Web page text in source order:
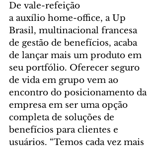
De vale-refeição
a auxílio home-office, a Up
Brasil, multinacional francesa
de gestão de benefícios, acaba
de lançar mais um produto em
seu portfólio. Oferecer seguro
de vida em grupo vem ao
encontro do posicionamento da
empresa em ser uma opção
completa de soluções de
benefícios para clientes e
usuários. “Temos cada vez mais